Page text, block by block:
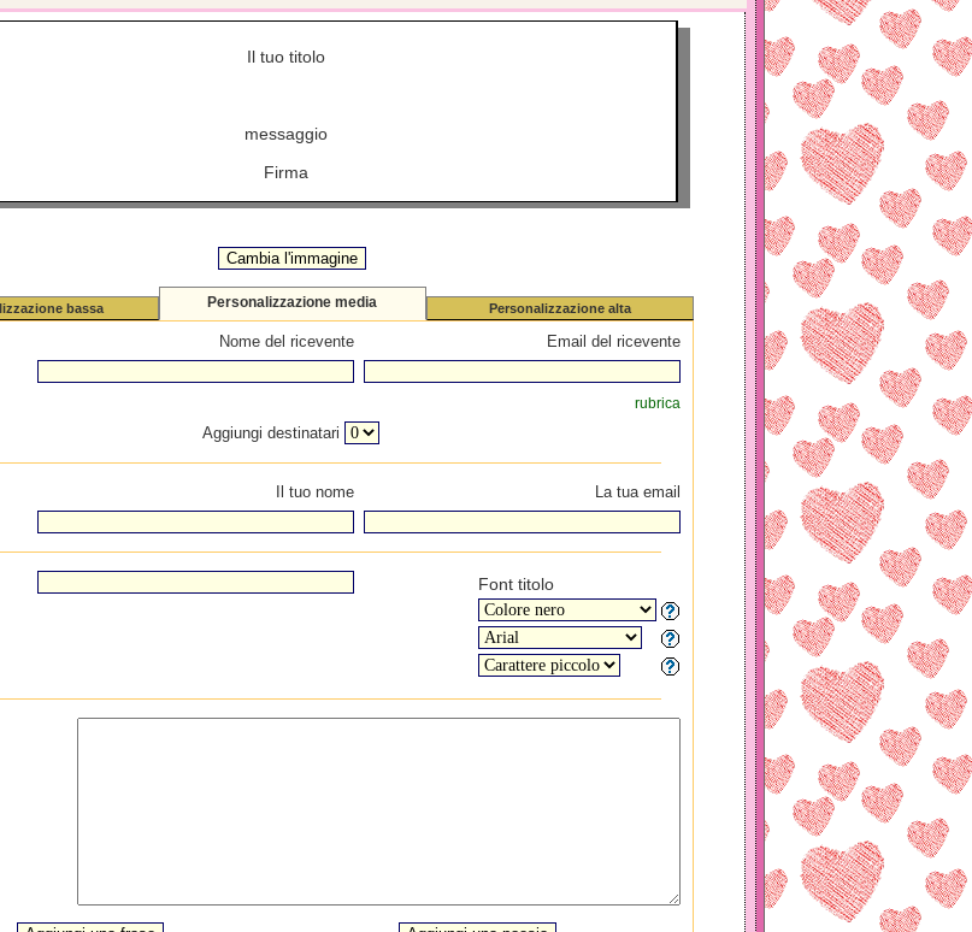
Il tuo titolo
messaggio
Firma
bassa Personalizzazione media Personalizzazione alta
Nome del ricevente Email del ricevente
rubrica
Aggiungi destinatari
Il tuo nome La tua email
Font titolo